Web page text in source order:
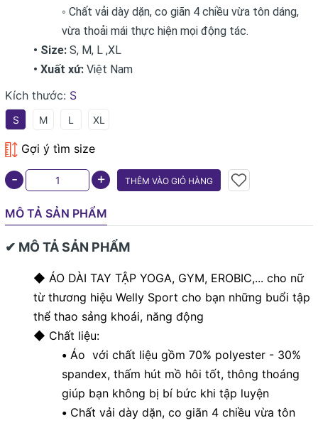
◦ Chất vải dày dặn, co giãn 4 chiều vừa tôn dáng,
vừa thoải mái thực hiện mọi động tác.
• Size: S, M, L ,XL
• Xuất xứ: Việt Nam
Kích thước: S
S M L XL
Gợi ý tìm size
- + THÊM VÀO GIỎ HÀNG
MÔ TẢ SẢN PHẨM
✔ MÔ TẢ SẢN PHẨM
◆ ÁO DÀI TAY TẬP YOGA, GYM, EROBIC,... cho nữ
từ thương hiệu Welly Sport cho bạn những buổi tập
thể thao sảng khoái, năng động
◆ Chất liệu:
• Áo với chất liệu gồm 70% polyester - 30%
spandex, thấm hút mồ hôi tốt, thông thoáng
giúp bạn không bị bí bức khi tập luyện
• Chất vải dày dặn, co giãn 4 chiều vừa tôn